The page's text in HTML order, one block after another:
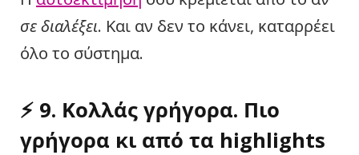
σε διαλέξει. Και αν δεν το κάνει, καταρρέει
όλο το σύστημα.
⚡ 9. Κολλάς γρήγορα. Πιο
γρήγορα κι από τα highlights